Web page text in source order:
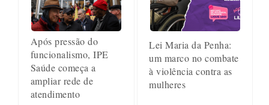
Após pressão do
funcionalismo, IPE
Saúde começa a
ampliar rede de
atendimento
Lei Maria da Penha:
um marco no combate
à violência contra as
mulheres